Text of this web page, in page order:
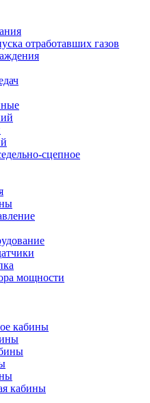
отработавших газов
сцепное
мощности
кабины
кабины